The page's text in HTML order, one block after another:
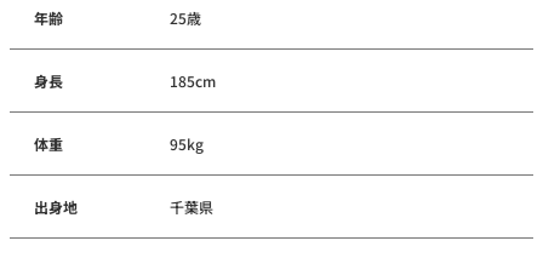
年齢 25歳
身長 185cm
体重 95kg
出身地 千葉県